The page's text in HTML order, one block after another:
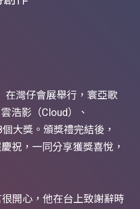
在灣仔會展舉行，寰亞歌
浩影（Cloud）、
大獎。頒獎禮完結後，
祝，一同分享獲獎喜悅，
開心，他在台上致謝辭時